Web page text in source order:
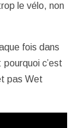
le vélo, non
fois dans
c’est
pas Wet